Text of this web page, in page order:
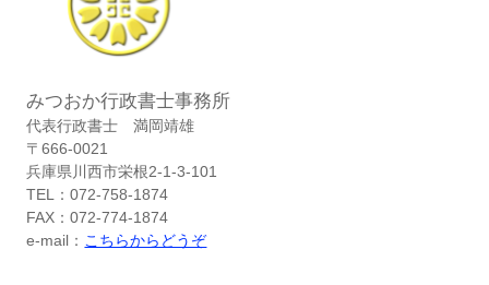
みつおか行政書士事務所
代表行政書士 満岡靖雄
〒666-0021
兵庫県川西市栄根2-1-3-101
TEL：072-758-1874
FAX：072-774-1874
e-mail： こちらからどうぞ